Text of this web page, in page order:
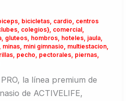
, bicicletas, cardio
centros
, colegios}, comercial,
, gluteos, hombros, hoteles, jaula,
minas, mini gimnasio multiestacion,
, pecho pectorales, piernas,
la línea premium de
de ACTIVELIFE,